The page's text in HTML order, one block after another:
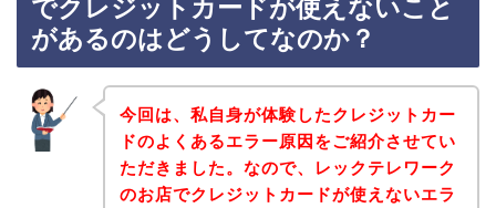
でクレジットカードが使えないこと
があるのはどうしてなのか？
今回は、私自身が体験したクレジットカー
ドのよくあるエラー原因をご紹介させてい
ただきました。なので、レックテレワーク
のお店でクレジットカードが使えないエラ